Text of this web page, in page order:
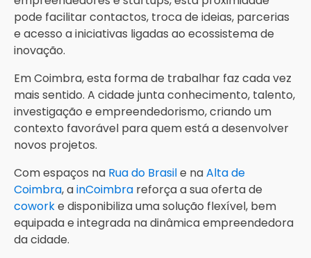
pode facilitar contactos, troca de ideias, parcerias
e acesso a iniciativas ligadas ao ecossistema de
inovação.
Em Coimbra, esta forma de trabalhar faz cada vez
mais sentido. A cidade junta conhecimento, talento,
investigação e empreendedorismo, criando um
contexto favorável para quem está a desenvolver
novos projetos.
Com espaços na Rua do Brasile naAlta de
Coimbra, ainCoimbra reforça a sua oferta de
coworke disponibiliza uma solução flexível, bem
equipada e integrada na dinâmica empreendedora
da cidade.